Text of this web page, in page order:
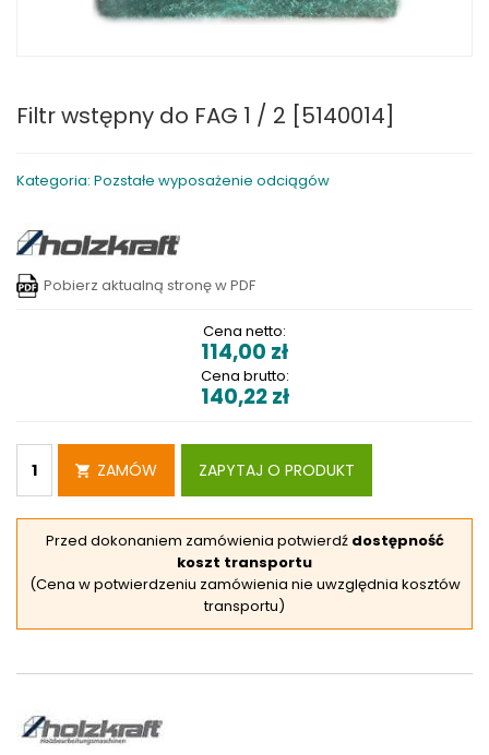
Filtr wstępny do FAG 1 / 2 [5140014]
Kategoria: Pozstałe wyposażenie odciągów
Pobierz aktualną stronę w PDF
Cena netto:
114,00 zł
Cena brutto:
140,22zł
ZAMÓW ZAPYTAJ O PRODUKT
Przed dokonaniem zamówienia potwierdź dostępność
koszt transportu
(Cena w potwierdzeniu zamówienia nie uwzględnia kosztów
transportu)